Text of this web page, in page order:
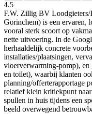
4.5
F.W. Zillig BV Loodgieters/
Gorinchem) is een ervaren,
vooral sterk scoort op
nette uitvoering. In de
herhaaldelijk concrete
installaties/plaatsingen,
vloerverwarming-pomp), en
en toilet), waarbij klanten
planning/offerterapportage
relatief klein kritiekpunt
spullen in huis tijdens een
beeld overwegend